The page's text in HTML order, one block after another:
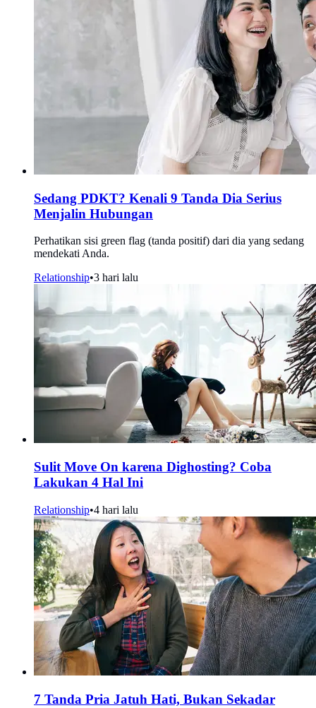
Sedang PDKT? Kenali 9 Tanda Dia Serius
Menjalin Hubungan
Perhatikan sisi green flag (tanda positif) dari dia yang sedang
mendekati Anda.
Relationship•3 hari lalu
Sulit Move On karena Dighosting? Coba
Lakukan 4 Hal Ini
Relationship•4 hari lalu
7 Tanda Pria Jatuh Hati, Bukan Sekadar